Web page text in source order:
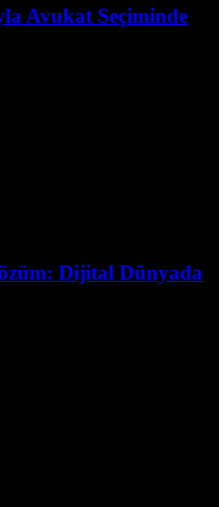
Avukat Seçiminde
Dijital Dünyada